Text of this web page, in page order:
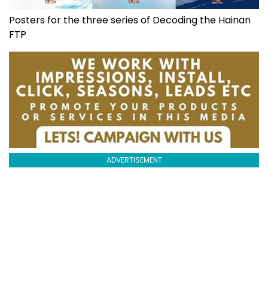
Posters for the three series of Decoding the Hainan
FTP
ADVERTISEMENT